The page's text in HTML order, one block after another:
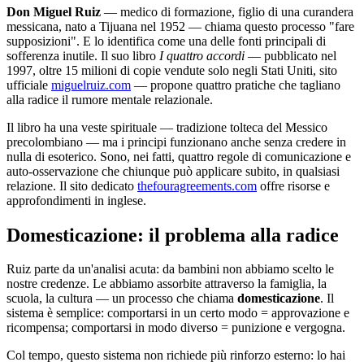
Don Miguel Ruiz — medico di formazione, figlio di una curandera
messicana, nato a Tijuana nel 1952 — chiama questo processo "fare
supposizioni". E lo identifica come una delle fonti principali di
sofferenza inutile. Il suo libro I quattro accordi — pubblicato nel
1997, oltre 15 milioni di copie vendute solo negli Stati Uniti, sito
ufficiale miguelruiz.com — propone quattro pratiche che tagliano
alla radice il rumore mentale relazionale.
Il libro ha una veste spirituale — tradizione tolteca del Messico
precolombiano — ma i principi funzionano anche senza credere in
nulla di esoterico. Sono, nei fatti, quattro regole di comunicazione e
auto-osservazione che chiunque può applicare subito, in qualsiasi
relazione. Il sito dedicato thefouragreements.com offre risorse e
approfondimenti in inglese.
Domesticazione: il problema alla radice
Ruiz parte da un'analisi acuta: da bambini non abbiamo scelto le
nostre credenze. Le abbiamo assorbite attraverso la famiglia, la
scuola, la cultura — un processo che chiama domesticazione. Il
sistema è semplice: comportarsi in un certo modo = approvazione e
ricompensa; comportarsi in modo diverso = punizione e vergogna.
Col tempo, questo sistema non richiede più rinforzo esterno: lo hai